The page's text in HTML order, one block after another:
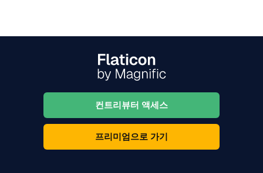
컨트리뷰터 액세스
프리미엄으로 가기